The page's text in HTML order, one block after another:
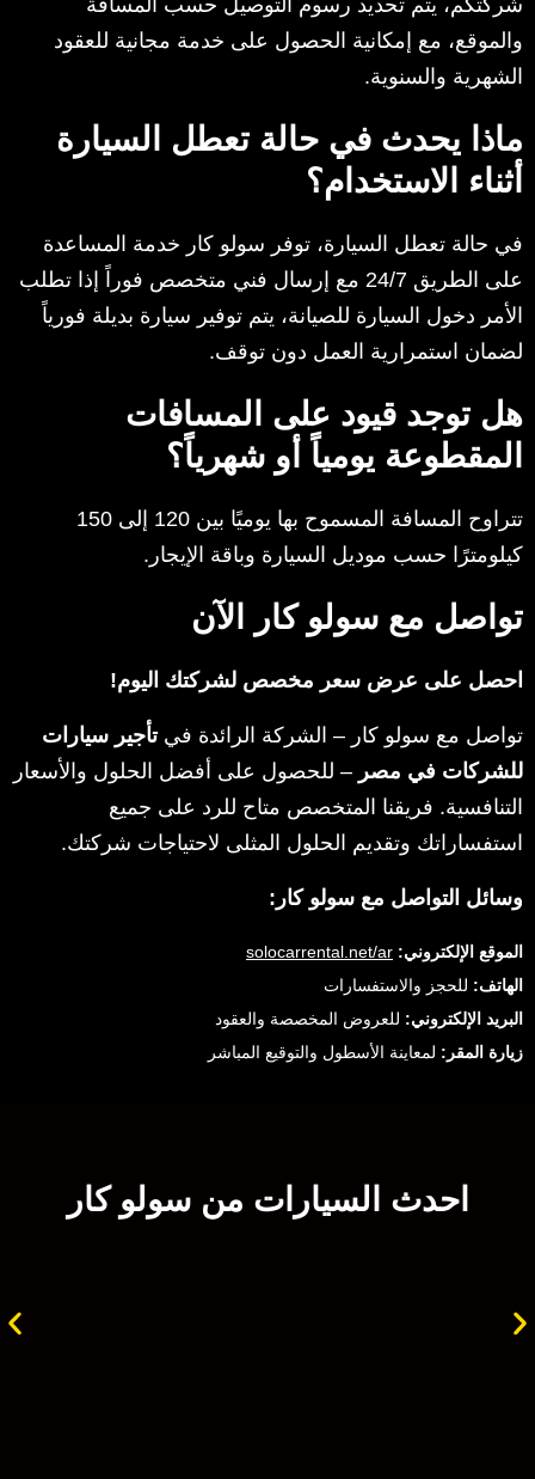
والموقع، مع إمكانية الحصول على خدمة مجانية للعقود
الشهرية والسنوية.
ماذا يحدث في حالة تعطل السيارة
أثناء الاستخدام؟
في حالة تعطل السيارة، توفر سولو كار خدمة المساعدة
على الطريق 24/7 مع إرسال فني متخصص فوراً إذا تطلب
الأمر دخول السيارة للصيانة، يتم توفير سيارة بديلة فورياً
لضمان استمرارية العمل دون توقف.
هل توجد قيود على المسافات
المقطوعة يومياً أو شهرياً؟
تتراوح المسافة المسموح بها يوميًا بين 120 إلى 150
كيلومترًا حسب موديل السيارة وباقة الإيجار.
تواصل مع سولو كار الآن
احصل على عرض سعر مخصص لشركتك اليوم!
تواصل مع سولو كار – الشركة الرائدة فيتأجير سيارات
للشركات في مصر – للحصول على أفضل الحلول والأسعار
التنافسية. فريقنا المتخصص متاح للرد على جميع
استفساراتك وتقديم الحلول المثلى لاحتياجات شركتك.
وسائل التواصل مع سولو كار:
الموقع الإلكتروني: solocarrental.net/ar
الهاتف: للحجز والاستفسارات
البريد الإلكتروني: للعروض المخصصة والعقود
زيارة المقر: لمعاينة الأسطول والتوقيع المباشر
احدث السيارات من سولو كار